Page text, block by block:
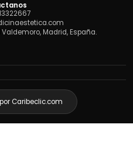
Madrid, España.
por Caribeclic.com